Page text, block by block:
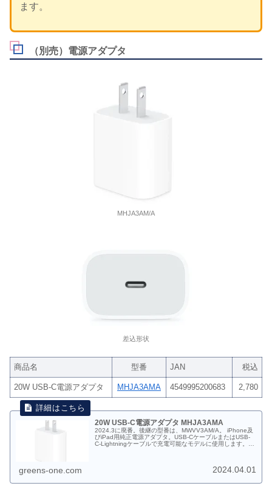
ます。
（別売）電源アダプタ
MHJA3AM/A
差込形状
商品名 型番 JAN 税込
20W USB-C電源アダプタ MHJA3AMA 4549995200683 2,780
20W USB-C電源アダプタ MHJA3AMA
2024.3に廃番。後継の型番は、MWVV3AM/A。 iPhone及
びiPad用純正電源アダプタ。USB-CケーブルまたはUSB-
C-Lightningケーブルで充電可能なモデルに使用します。
greens-one.com 2024.04.01